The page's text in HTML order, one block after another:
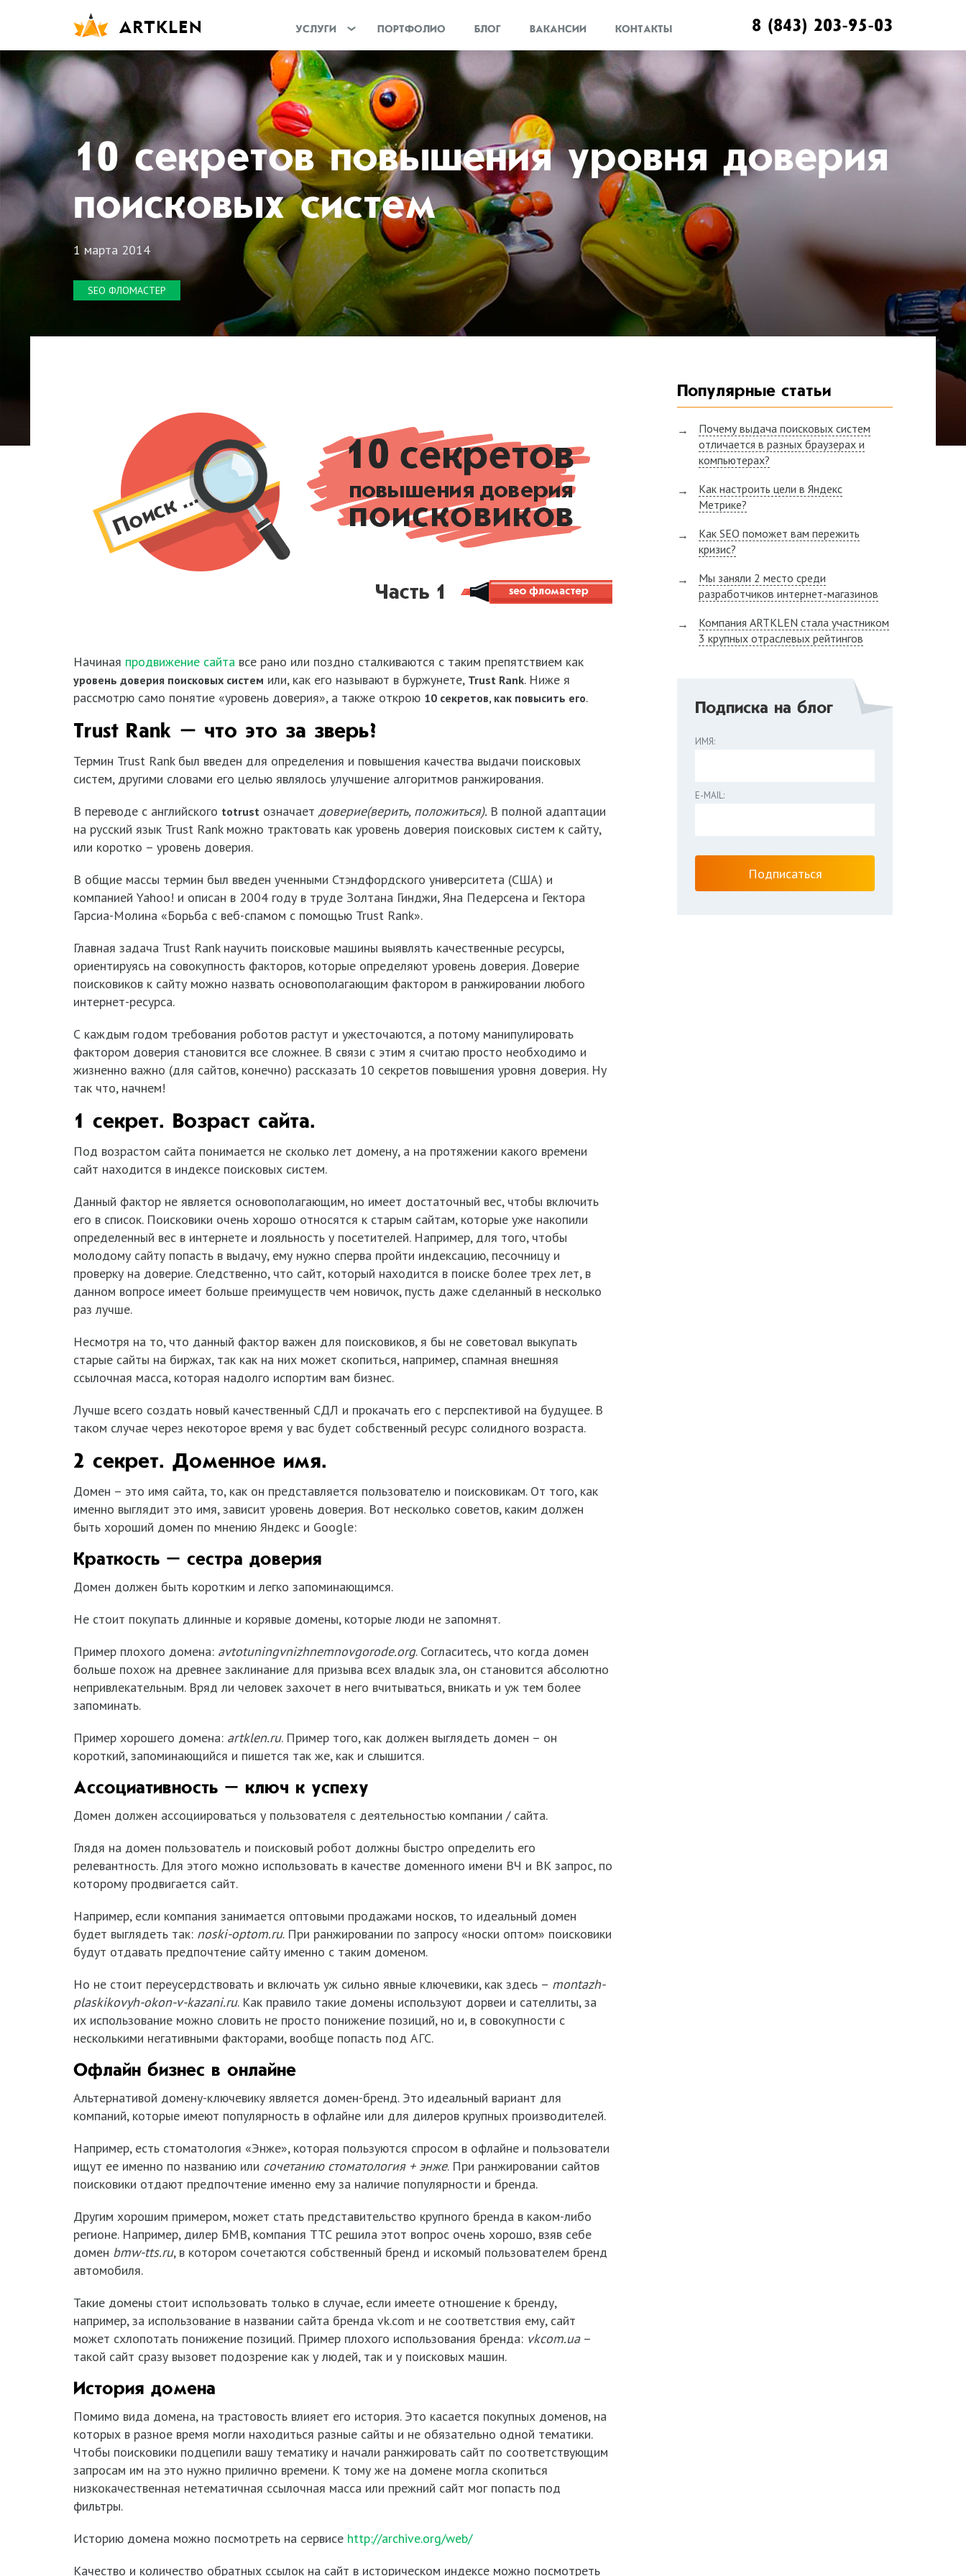
УСЛУГИ ПОРТФОЛИО БЛОГ ВАКАНСИИ КОНТАКТЫ 8 (843) 203-95-03
10 секретов повышения уровня доверия
поисковых систем
1 марта 2014
SEO ФЛОМАСТЕР
Начиная продвижение сайта все рано или поздно сталкиваются с таким препятствием как
уровень доверия поисковых систем или, как его называют в буржунете, Trust Rank. Ниже я
рассмотрю само понятие «уровень доверия», а также открою 10 секретов, как повысить его.
Trust Rank – что это за зверь?
Термин Trust Rank был введен для определения и повышения качества выдачи поисковых
систем, другими словами его целью являлось улучшение алгоритмов ранжирования.
В переводе с английского totrust означает доверие(верить, положиться). В полной адаптации
на русский язык Trust Rank можно трактовать как уровень доверия поисковых систем к сайту,
или коротко – уровень доверия.
В общие массы термин был введен ученными Стэндфордского университета (США) и
компанией Yahoo! и описан в 2004 году в труде Золтана Гинджи, Яна Педерсена и Гектора
Гарсиа-Молина «Борьба с веб-спамом с помощью Trust Rank».
Главная задача Trust Rank научить поисковые машины выявлять качественные ресурсы,
ориентируясь на совокупность факторов, которые определяют уровень доверия. Доверие
поисковиков к сайту можно назвать основополагающим фактором в ранжировании любого
интернет-ресурса.
С каждым годом требования роботов растут и ужесточаются, а потому манипулировать
фактором доверия становится все сложнее. В связи с этим я считаю просто необходимо и
жизненно важно (для сайтов, конечно) рассказать 10 секретов повышения уровня доверия. Ну
так что, начнем!
1 секрет. Возраст сайта.
Под возрастом сайта понимается не сколько лет домену, а на протяжении какого времени
сайт находится в индексе поисковых систем.
Данный фактор не является основополагающим, но имеет достаточный вес, чтобы включить
его в список. Поисковики очень хорошо относятся к старым сайтам, которые уже накопили
определенный вес в интернете и лояльность у посетителей. Например, для того, чтобы
молодому сайту попасть в выдачу, ему нужно сперва пройти индексацию, песочницу и
проверку на доверие. Следственно, что сайт, который находится в поиске более трех лет, в
данном вопросе имеет больше преимуществ чем новичок, пусть даже сделанный в несколько
раз лучше.
Несмотря на то, что данный фактор важен для поисковиков, я бы не советовал выкупать
старые сайты на биржах, так как на них может скопиться, например, спамная внешняя
ссылочная масса, которая надолго испортим вам бизнес.
Лучше всего создать новый качественный СДЛ и прокачать его с перспективой на будущее. В
таком случае через некоторое время у вас будет собственный ресурс солидного возраста.
2 секрет. Доменное имя.
Домен – это имя сайта, то, как он представляется пользователю и поисковикам. От того, как
именно выглядит это имя, зависит уровень доверия. Вот несколько советов, каким должен
быть хороший домен по мнению Яндекс и Google:
Краткость – сестра доверия
Домен должен быть коротким и легко запоминающимся.
Не стоит покупать длинные и корявые домены, которые люди не запомнят.
Пример плохого домена: avtotuningvnizhnemnovgorode.org. Согласитесь, что когда домен
больше похож на древнее заклинание для призыва всех владык зла, он становится абсолютно
непривлекательным. Вряд ли человек захочет в него вчитываться, вникать и уж тем более
запоминать.
Пример хорошего домена: artklen.ru. Пример того, как должен выглядеть домен – он
короткий, запоминающийся и пишется так же, как и слышится.
Ассоциативность – ключ к успеху
Домен должен ассоциироваться у пользователя с деятельностью компании / сайта.
Глядя на домен пользователь и поисковый робот должны быстро определить его
релевантность. Для этого можно использовать в качестве доменного имени ВЧ и ВК запрос, по
которому продвигается сайт.
Например, если компания занимается оптовыми продажами носков, то идеальный домен
будет выглядеть так: noski-optom.ru. При ранжировании по запросу «носки оптом» поисковики
будут отдавать предпочтение сайту именно с таким доменом.
Но не стоит переусердствовать и включать уж сильно явные ключевики, как здесь – montazh-
plaskikovyh-okon-v-kazani.ru. Как правило такие домены используют дорвеи и сателлиты, за
их использование можно словить не просто понижение позиций, но и, в совокупности с
несколькими негативными факторами, вообще попасть под АГС.
Офлайн бизнес в онлайне
Альтернативой домену-ключевику является домен-бренд. Это идеальный вариант для
компаний, которые имеют популярность в офлайне или для дилеров крупных производителей.
Например, есть стоматология «Энже», которая пользуются спросом в офлайне и пользователи
ищут ее именно по названию или сочетанию стоматология + энже. При ранжировании сайтов
поисковики отдают предпочтение именно ему за наличие популярности и бренда.
Другим хорошим примером, может стать представительство крупного бренда в каком-либо
регионе. Например, дилер БМВ, компания ТТС решила этот вопрос очень хорошо, взяв себе
домен bmw-tts.ru, в котором сочетаются собственный бренд и искомый пользователем бренд
автомобиля.
Такие домены стоит использовать только в случае, если имеете отношение к бренду,
например, за использование в названии сайта бренда vk.com и не соответствия ему, сайт
может схлопотать понижение позиций. Пример плохого использования бренда: vkcom.ua–
такой сайт сразу вызовет подозрение как у людей, так и у поисковых машин.
История домена
Помимо вида домена, на трастовость влияет его история. Это касается покупных доменов, на
которых в разное время могли находиться разные сайты и не обязательно одной тематики.
Чтобы поисковики подцепили вашу тематику и начали ранжировать сайт по соответствующим
запросам им на это нужно прилично времени. К тому же на домене могла скопиться
низкокачественная нетематичная ссылочная масса или прежний сайт мог попасть под
фильтры.
Историю домена можно посмотреть на сервисе http://archive.org/web/
Качество и количество обратных ссылок на сайт в историческом индексе можно посмотреть
Популярные статьи
Почему выдача поисковых систем
отличается в разных браузерах и
компьютерах?
Как настроить цели в Яндекс
Метрике?
Как SEO поможет вам пережить
кризис?
Мы заняли 2 место среди
разработчиков интернет-магазинов
Компания ARTKLEN стала участником
3 крупных отраслевых рейтингов
Подписка на блог
ИМЯ:
E-MAIL: